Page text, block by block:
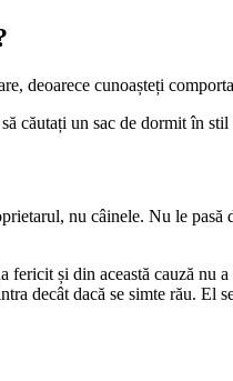
deoarece cunoașteți
căutați un sac de dormit în
nu câinele. Nu le
și din această cauză
decât dacă se simte rău.